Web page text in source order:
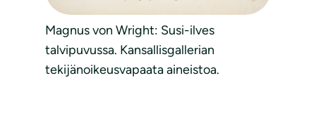
Magnus von Wright: Susi-ilves
talvipuvussa. Kansallisgallerian
tekijänoikeusvapaata aineistoa.